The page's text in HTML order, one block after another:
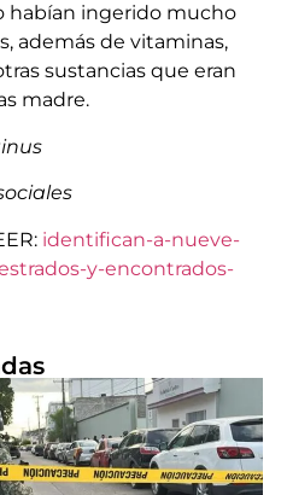
habían ingerido mucho
además de vitaminas,
sustancias que eran
madre.
identifican-a-nueve-
y-encontrados-